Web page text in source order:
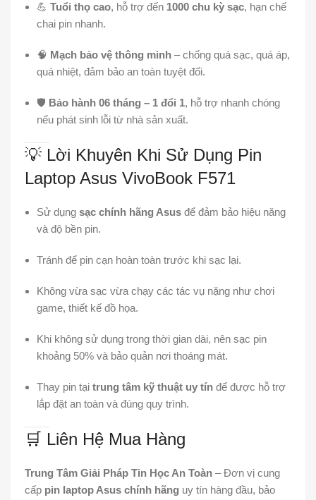
💪 Tuổi thọ cao, hỗ trợ đến 1000 chu kỳ sạc, hạn chế
chai pin nhanh.
🧠 Mạch bảo vệ thông minh – chống quá sạc, quá áp,
quá nhiệt, đảm bảo an toàn tuyệt đối.
🛡️ Bảo hành 06 tháng – 1 đổi 1, hỗ trợ nhanh chóng
nếu phát sinh lỗi từ nhà sản xuất.
💡 Lời Khuyên Khi Sử Dụng Pin
Laptop Asus VivoBook F571
Sử dụng sạc chính hãng Asus để đảm bảo hiệu năng
và độ bền pin.
Tránh để pin cạn hoàn toàn trước khi sạc lại.
Không vừa sạc vừa chạy các tác vụ nặng như chơi
game, thiết kế đồ họa.
Khi không sử dụng trong thời gian dài, nên sạc pin
khoảng 50% và bảo quản nơi thoáng mát.
Thay pin tại trung tâm kỹ thuật uy tín để được hỗ trợ
lắp đặt an toàn và đúng quy trình.
🛒 Liên Hệ Mua Hàng
Trung Tâm Giải Pháp Tin Học An Toàn – Đơn vị cung
cấp pin laptop Asus chính hãng uy tín hàng đầu, bảo